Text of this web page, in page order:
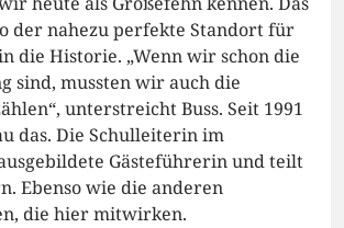
der nahezu perfekte Standort für
die Historie. „Wenn wir schon die
sind, mussten wir auch die
unterstreicht Buss. Seit 1991
das. Die Schulleiterin im
Gästeführerin und teilt
Ebenso wie die anderen
die hier mitwirken.